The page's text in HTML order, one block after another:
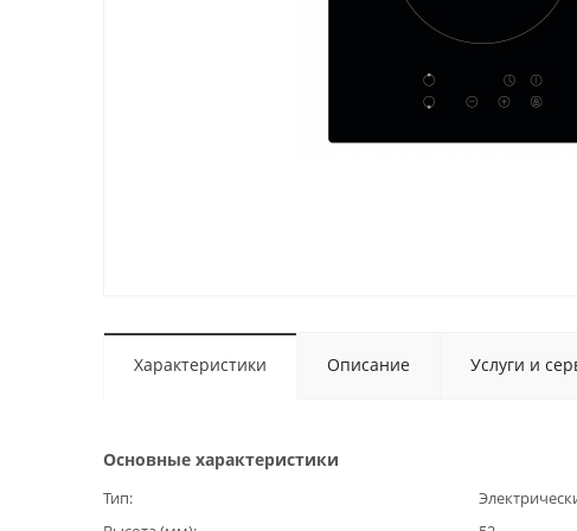
Характеристики Описание Услуги и
Основные характеристики
Тип